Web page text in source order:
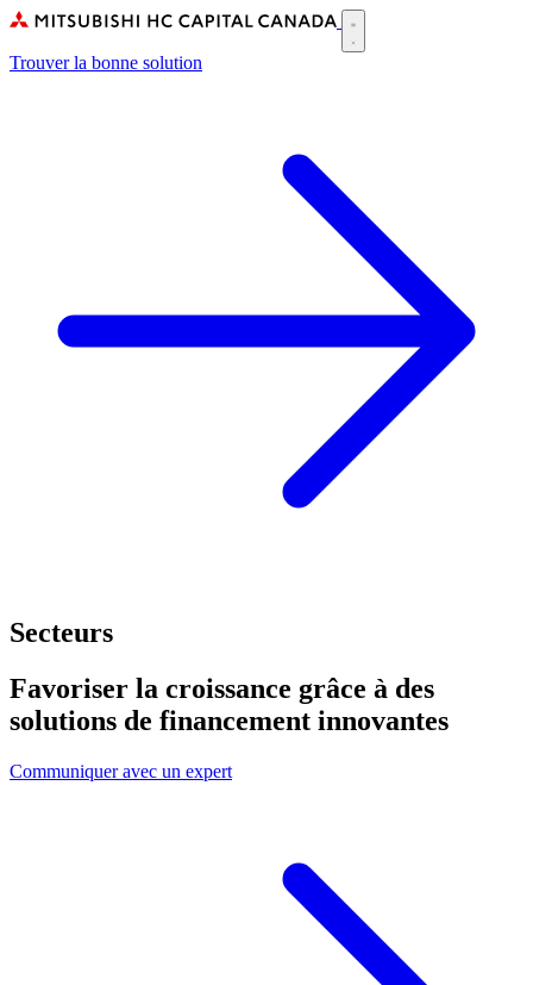
Skip
main
Main
navigation
Trouver la bonne solution
Secteurs
Favoriser la croissance grâce à des
solutions de financement innovantes
Communiquer avec un expert